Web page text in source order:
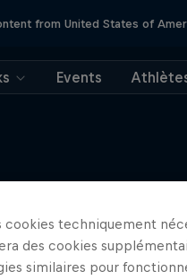
from United States of
Events
veux
techniquement
des cookies
similaires pour